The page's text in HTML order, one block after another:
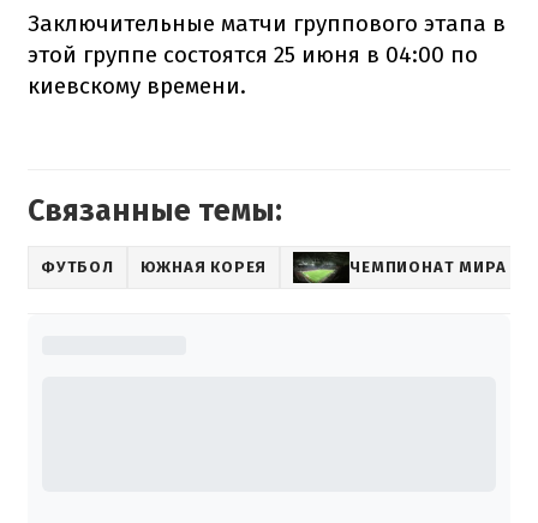
Заключительные матчи группового этапа в
этой группе состоятся 25 июня в 04:00 по
киевскому времени.
Связанные темы:
ФУТБОЛ ЮЖНАЯ КОРЕЯ ЧЕМПИОНАТ МИРА